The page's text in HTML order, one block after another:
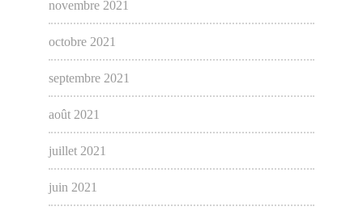
novembre 2021
octobre 2021
septembre 2021
août 2021
juillet 2021
juin 2021